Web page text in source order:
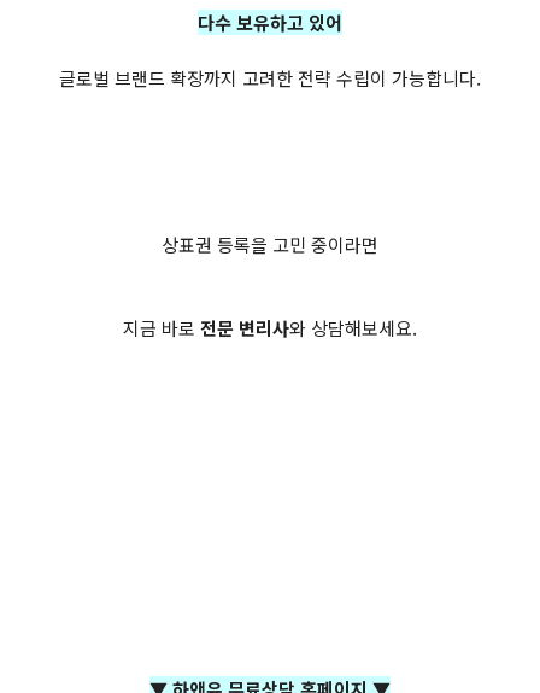
다수 보유하고 있어
글로벌 브랜드 확장까지 고려한 전략 수립이 가능합니다.
상표권 등록을 고민 중이라면
지금 바로 전문 변리사와 상담해보세요.